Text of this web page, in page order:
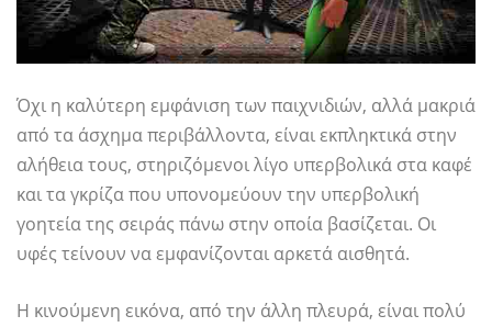
Όχι η καλύτερη εμφάνιση των παιχνιδιών, αλλά μακριά
από τα άσχημα περιβάλλοντα, είναι εκπληκτικά στην
αλήθεια τους, στηριζόμενοι λίγο υπερβολικά στα καφέ
και τα γκρίζα που υπονομεύουν την υπερβολική
γοητεία της σειράς πάνω στην οποία βασίζεται. Οι
υφές τείνουν να εμφανίζονται αρκετά αισθητά.
Η κινούμενη εικόνα, από την άλλη πλευρά, είναι πολύ